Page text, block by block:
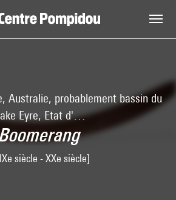
Australie, probablement bassin du
Eyre, Etat d'…
siècle - XXe siècle]